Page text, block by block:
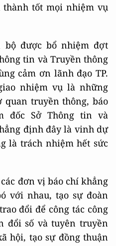
thành tốt mọi nhiệm vụ
bộ được bổ nhiệm đợt
tin và Truyền thông
cảm ơn lãnh đạo TP.
nhiệm vụ là những
quan truyền thông, báo
đốc Sở Thông tin và
định đây là vinh dự
là trách nhiệm hết sức
đơn vị báo chí khẳng
với nhau, tạo sự đoàn
đổi để công tác công
đổi số và tuyên truyền
hội, tạo sự đồng thuận